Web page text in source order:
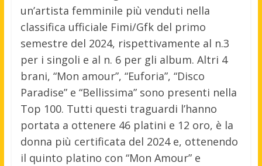
un’artista femminile più venduti nella
classifica ufficiale Fimi/Gfk del primo
semestre del 2024, rispettivamente al n.3
per i singoli e al n. 6 per gli album. Altri 4
brani, “Mon amour”, “Euforia”, “Disco
Paradise” e “Bellissima” sono presenti nella
Top 100. Tutti questi traguardi l’hanno
portata a ottenere 46 platini e 12 oro, è la
donna più certificata del 2024 e, ottenendo
il quinto platino con “Mon Amour” e